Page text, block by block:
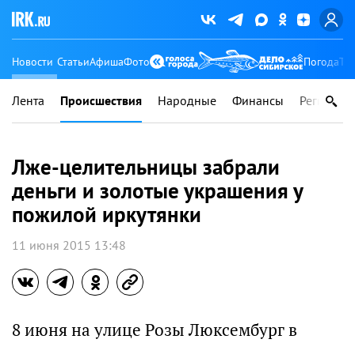
Новости СтатьиАфишаФото Погода
Лента Происшествия Народные Финансы Регионы
Лже-целительницы забрали
деньги и золотые украшения у
пожилой иркутянки
11 июня 2015 13:48
8 июня на улице Розы Люксембург в